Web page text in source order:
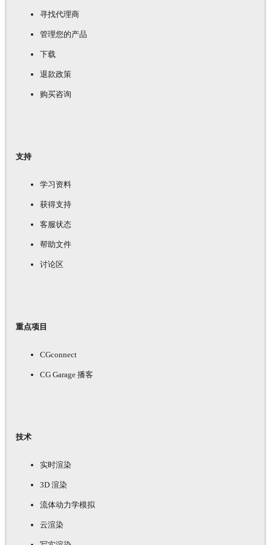
寻找代理商
管理您的产品
下载
退款政策
购买咨询
支持
学习资料
获得支持
客服状态
帮助文件
讨论区
重点项目
CGconnect
CG Garage 播客
技术
实时渲染
3D 渲染
流体动力学模拟
云渲染